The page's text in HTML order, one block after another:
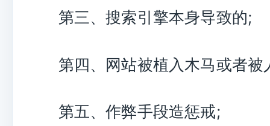
第三、搜索引擎本身导致的;
第四、网站被植入木马或者被
第五、作弊手段造惩戒;